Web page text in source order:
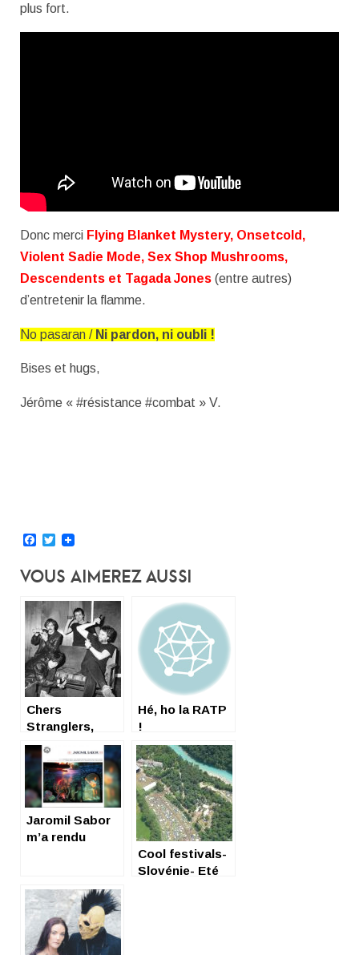
plus fort.
Donc merci Flying Blanket Mystery, Onsetcold,
Violent Sadie Mode, Sex Shop Mushrooms,
Descendents et Tagada Jones (entre autres)
d’entretenir la flamme.
No pasaran / Ni pardon, ni oubli !
Bises et hugs,
Jérôme « #résistance #combat » V.
Facebook
Twitter
Vous Aimerez Aussi
Chers
Stranglers,
Hé, ho la RATP
!
Jaromil Sabor
m’a rendu
Cool festivals-
Slovénie- Eté